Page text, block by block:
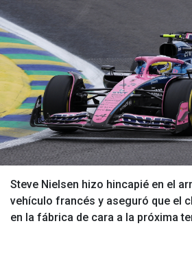
Steve Nielsen hizo hincapié en el
vehículo francés y aseguró que el
en la fábrica de cara a la próxima